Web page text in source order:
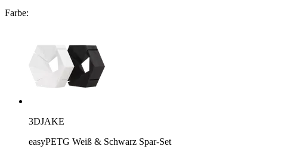
Farbe:
3DJAKE
easyPETG Weiß & Schwarz Spar-Set